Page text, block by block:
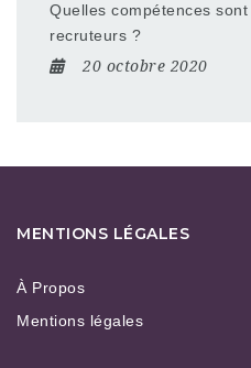
Quelles compétences
recruteurs ?
20 octobre 2020
MENTIONS LÉGALES
À Propos
Mentions légales